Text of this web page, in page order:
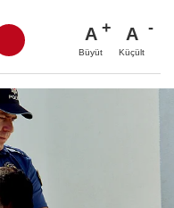
A
Büyüt
A
Küçült